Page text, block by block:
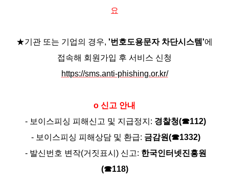
요
★기관 또는 기업의 경우, '번호도용문자 차단시스템'에
접속해 회원가입 후 서비스 신청
https://sms.anti-phishing.or.kr/
o 신고 안내
- 보이스피싱 피해신고 및 지급정지: 경찰청(☎112)
- 보이스피싱 피해상담 및 환급: 금감원(☎1332)
- 발신번호 변작(거짓표시) 신고: 한국인터넷진흥원
(☎118)